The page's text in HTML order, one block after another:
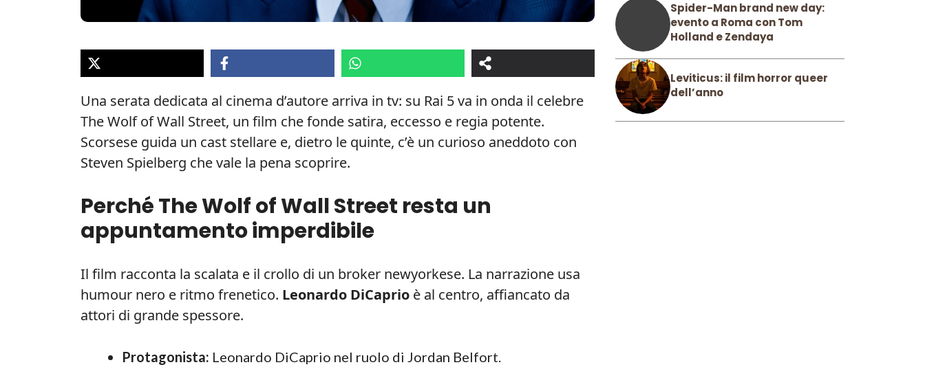
Una serata dedicata al cinema d’autore arriva in tv: su Rai 5 va in onda il celebre
The Wolf of Wall Street, un film che fonde satira, eccesso e regia potente.
Scorsese guida un cast stellare e, dietro le quinte, c’è un curioso aneddoto con
Steven Spielberg che vale la pena scoprire.
Perché The Wolf of Wall Street resta un
appuntamento imperdibile
Il film racconta la scalata e il crollo di un broker newyorkese. La narrazione usa
humour nero e ritmo frenetico. Leonardo DiCaprio è al centro, affiancato da
attori di grande spessore.
Protagonista: Leonardo DiCaprio nel ruolo di Jordan Belfort.
Spider-Man brand new day:
evento a Roma con Tom
Holland e Zendaya
Leviticus: il film horror queer
dell’anno